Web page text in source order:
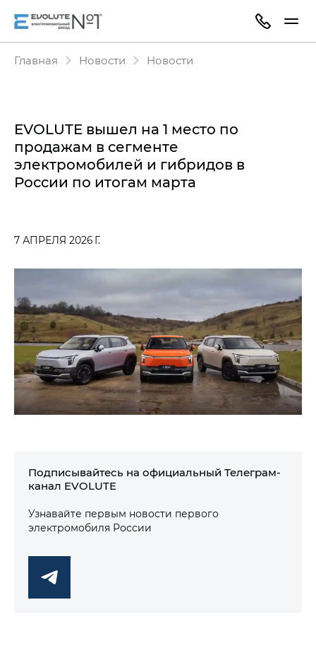
Главная Новости Новости
EVOLUTE вышел на 1 место по
продажам в сегменте
электромобилей и гибридов в
России по итогам марта
7 АПРЕЛЯ 2026 Г.
Подписывайтесь на официальный Телеграм-
канал EVOLUTE
Узнавайте первым новости первого
электромобиля России